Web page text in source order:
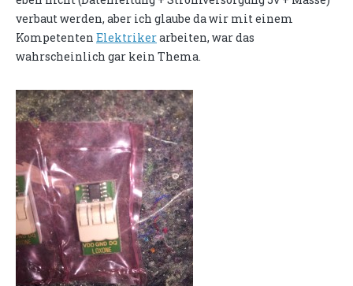
verbaut werden, aber ich glaube da wir mit einem
Kompetenten Elektrikerarbeiten, war das
wahrscheinlich gar kein Thema.